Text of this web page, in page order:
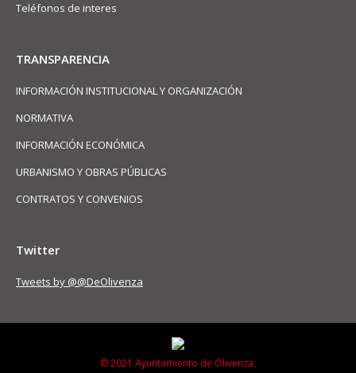
Teléfonos de interes
TRANSPARENCIA
INFORMACIÓN INSTITUCIONAL Y ORGANIZACIÓN
NORMATIVA
INFORMACIÓN ECONÓMICA
URBANISMO Y OBRAS PÚBLICAS
CONTRATOS Y CONVENIOS
Twitter
Tweets by @@DeOlivenza
© 2021 Ayuntamiento de Olivenza.